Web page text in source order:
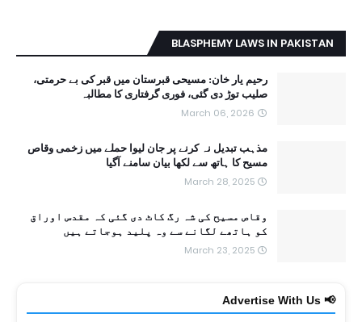
BLASPHEMY LAWS IN PAKISTAN
رحیم یار خان: مسیحی قبرستان میں قبر کی بے حرمتی،
صلیب توڑ دی گئی، فوری گرفتاری کا مطالبہ
March 06, 2026
مذہب تبدیل نہ کرنے پر جان لیوا حملے میں زخمی وقاص
مسیح کا ہاتھ سے لکھا بیان سامنے آگیا
March 28, 2025
وقاص مسیح کی شہ رگ کاٹ دی گئی کہ مقدس اوراق
کو ہاتھے لگانے سے وہ پلید ہوجاتے ہیں
March 23, 2025
📢 Advertise With Us